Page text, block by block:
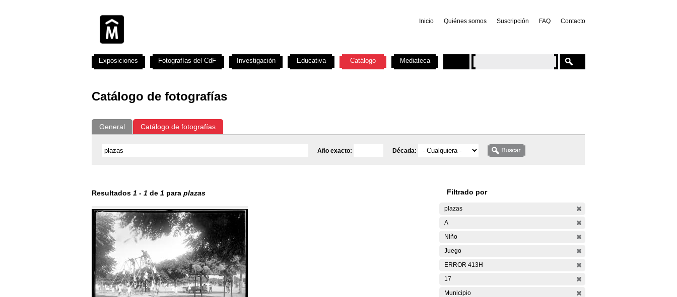
Inicio Quiénes somos Suscripción FAQ Contacto
Catálogo de fotografías
General Catálogo de fotografías
Año exacto: Década:
Resultados 1 - 1 de 1 para plazas Filtrado por
plazas
A
Niño
Juego
ERROR 413H
17
Municipio
Exposiciones Fotografías del CdF Investigación Educativa Catálogo Mediateca